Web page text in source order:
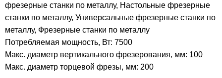
фрезерные станки по металлу, Настольные фрезерные
станки по металлу, Универсальные фрезерные станки по
металлу, Фрезерные станки по металлу
Потребляемая мощность, Вт: 7500
Макс. диаметр вертикального фрезерования, мм: 100
Макс. диаметр торцевой фрезы, мм: 200